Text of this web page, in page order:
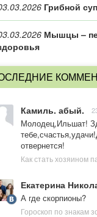
Грибной
Мышцы –
Камиль. абый.
Молодец,Ильшат!
отвернется!
Как стать хозяином
Екатерина
А где скорпионы?
Гороскоп по знакам